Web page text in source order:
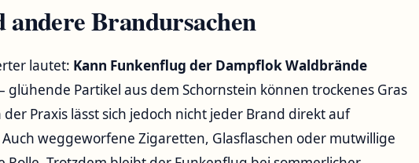
Brandursachen
lautet: Kann Funkenflug der Dampflok Waldbrände
glühende Partikel aus dem Schornstein können trockenes Gras
Praxis lässt sich jedoch nicht jeder Brand direkt auf
weggeworfene Zigaretten, Glasflaschen oder mutwillige